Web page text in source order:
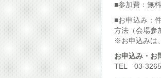
■参加費：無料
■お申込み：
方法（会場参
※お申込みは
お申込み・お
TEL 03-